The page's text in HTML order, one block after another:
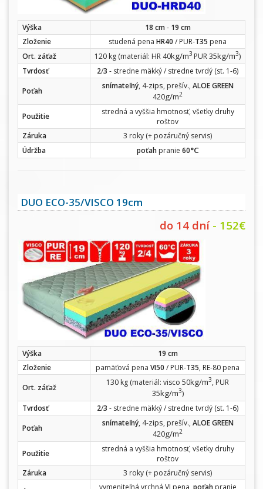
Výška 18 cm- 19 cm
Zloženie
studená pena HR40 / PUR-T35 pena
Ort. záťaž
120 kg (materiál: HR 40kg/m3 PUR 35kg/m3)
Tvrdosť
2/3 - stredne mäkký / stredne tvrdý (st. 1-6)
Poťah
snímateľný, 4-zips, prešív., ALOE GREEN
420g/m2
Použitie
stredná a vyššia hmotnosť, všetky druhy
roštov
Záruka
3 roky (+ pozáručný servis)
Údržba
poťahpranie 60°C
DUO ECO-35/VISCO 19cm
do 14 dní - 152€
Výška
19 cm
Zloženie
pamäťová pena VI50 / PUR-T35, RE-80 pena
Ort. záťaž
130 kg (materiál: visco 50kg/m3, PUR
35kg/m3)
Tvrdosť
2/3 - stredne mäkký / stredne tvrdý (st. 1-6)
Poťah
snímateľný, 4-zips, prešív., ALOE GREEN
420g/m2
Použitie
stredná a vyššia hmotnosť, všetky druhy
roštov
Záruka
3 roky (+ pozáručný servis)